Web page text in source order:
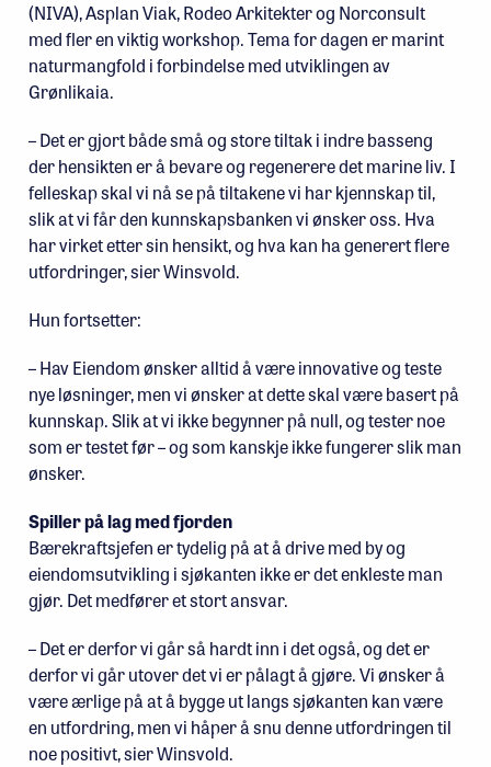
(NIVA), Asplan Viak, Rodeo Arkitekter og Norconsult
med fler en viktig workshop. Tema for dagen er marint
naturmangfold i forbindelse med utviklingen av
Grønlikaia.
– Det er gjort både små og store tiltak i indre basseng
der hensikten er å bevare og regenerere det marine liv. I
felleskap skal vi nå se på tiltakene vi har kjennskap til,
slik at vi får den kunnskapsbanken vi ønsker oss. Hva
har virket etter sin hensikt, og hva kan ha generert flere
utfordringer, sier Winsvold.
Hun fortsetter:
– Hav Eiendom ønsker alltid å være innovative og teste
nye løsninger, men vi ønsker at dette skal være basert på
kunnskap. Slik at vi ikke begynner på null, og tester noe
som er testet før – og som kanskje ikke fungerer slik man
ønsker.
Spiller på lag med fjorden
Bærekraftsjefen er tydelig på at å drive med by og
eiendomsutvikling i sjøkanten ikke er det enkleste man
gjør. Det medfører et stort ansvar.
– Det er derfor vi går så hardt inn i det også, og det er
derfor vi går utover det vi er pålagt å gjøre. Vi ønsker å
være ærlige på at å bygge ut langs sjøkanten kan være
en utfordring, men vi håper å snu denne utfordringen til
noe positivt, sier Winsvold.